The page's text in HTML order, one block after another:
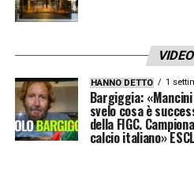
VIDEO
HANNO DETTO 1
Bargiggia:
svelo cosa è
della FIGC.
calcio italiano»